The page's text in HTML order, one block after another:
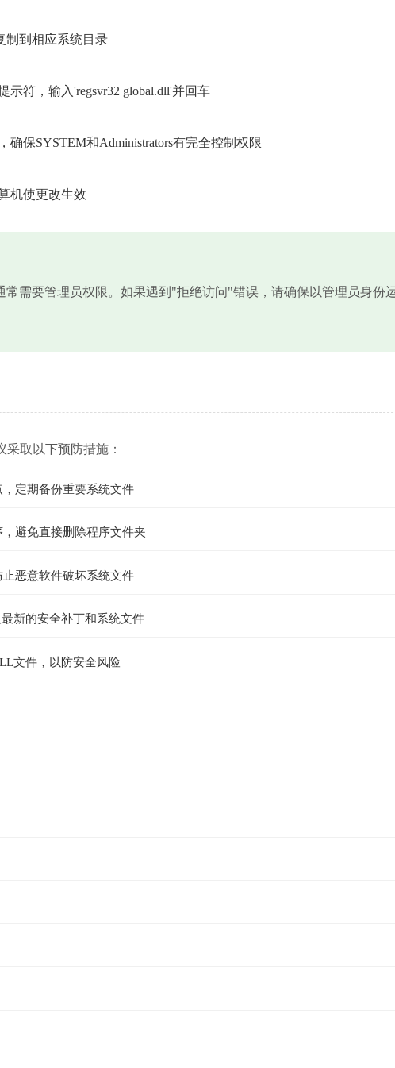
制到相应系统目录
示符，输入'regsvr32 global.dll'并回车
保SYSTEM和Administrators有完全控制权限
机使更改生效
常需要管理员权限。如果遇到"拒绝访问"错误，请确保以管理员身份
采取以下预防措施：
，定期备份重要系统文件
避免直接删除程序文件夹
止恶意软件破坏系统文件
新的安全补丁和系统文件
文件，以防安全风险